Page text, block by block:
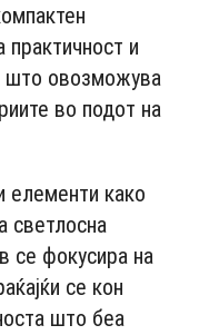
практичност и
што овозможува
во подот на
елементи како
светлосна
се фокусира на
се кон
што беа